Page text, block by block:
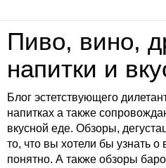
Пиво, вино,
напитки и
Блог эстетствующего
напитках а также
вкусной еде. Обзоры,
то, что вы хотели бы узнать
понятно. А также обзоры